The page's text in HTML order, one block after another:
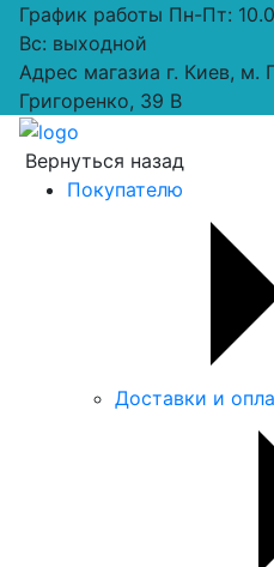
График работы Пн-Пт:
Вс: выходной
Адрес магазиа г. Киев, м.
Григоренко, 39 В
Вернуться назад
Покупателю
Доставки и